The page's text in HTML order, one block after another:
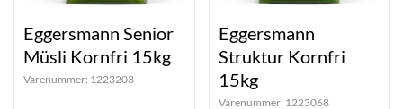
Eggersmann Senior
Müsli Kornfri 15kg
Varenummer: 1223203
Eggersmann
Struktur Kornfri
15kg
Varenummer: 1223068